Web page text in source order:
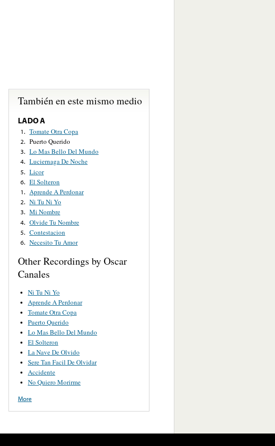
También en este mismo medio
LADO A
1. Tomate Otra Copa
2. Puerto Querido
3. Lo Mas Bello Del Mundo
4. Luciernaga De Noche
5. Licor
6. El Solteron
1. Aprende A Perdonar
2. Ni Tu Ni Yo
3. Mi Nombre
4. Olvide Tu Nombre
5. Contestacion
6. Necesito Tu Amor
Other Recordings by Oscar
Canales
Ni Tu Ni Yo
Aprende A Perdonar
Tomate Otra Copa
Puerto Querido
Lo Mas Bello Del Mundo
El Solteron
La Nave De Olvido
Sere Tan Facil De Olvidar
Accidente
No Quiero Morirme
More